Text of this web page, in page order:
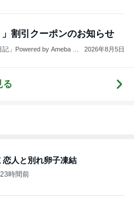
割引クーポンのお知らせ
」Powered by Ameba 吉
2026年8月5日
る
恋人と別れ卵子凍結
23時間前